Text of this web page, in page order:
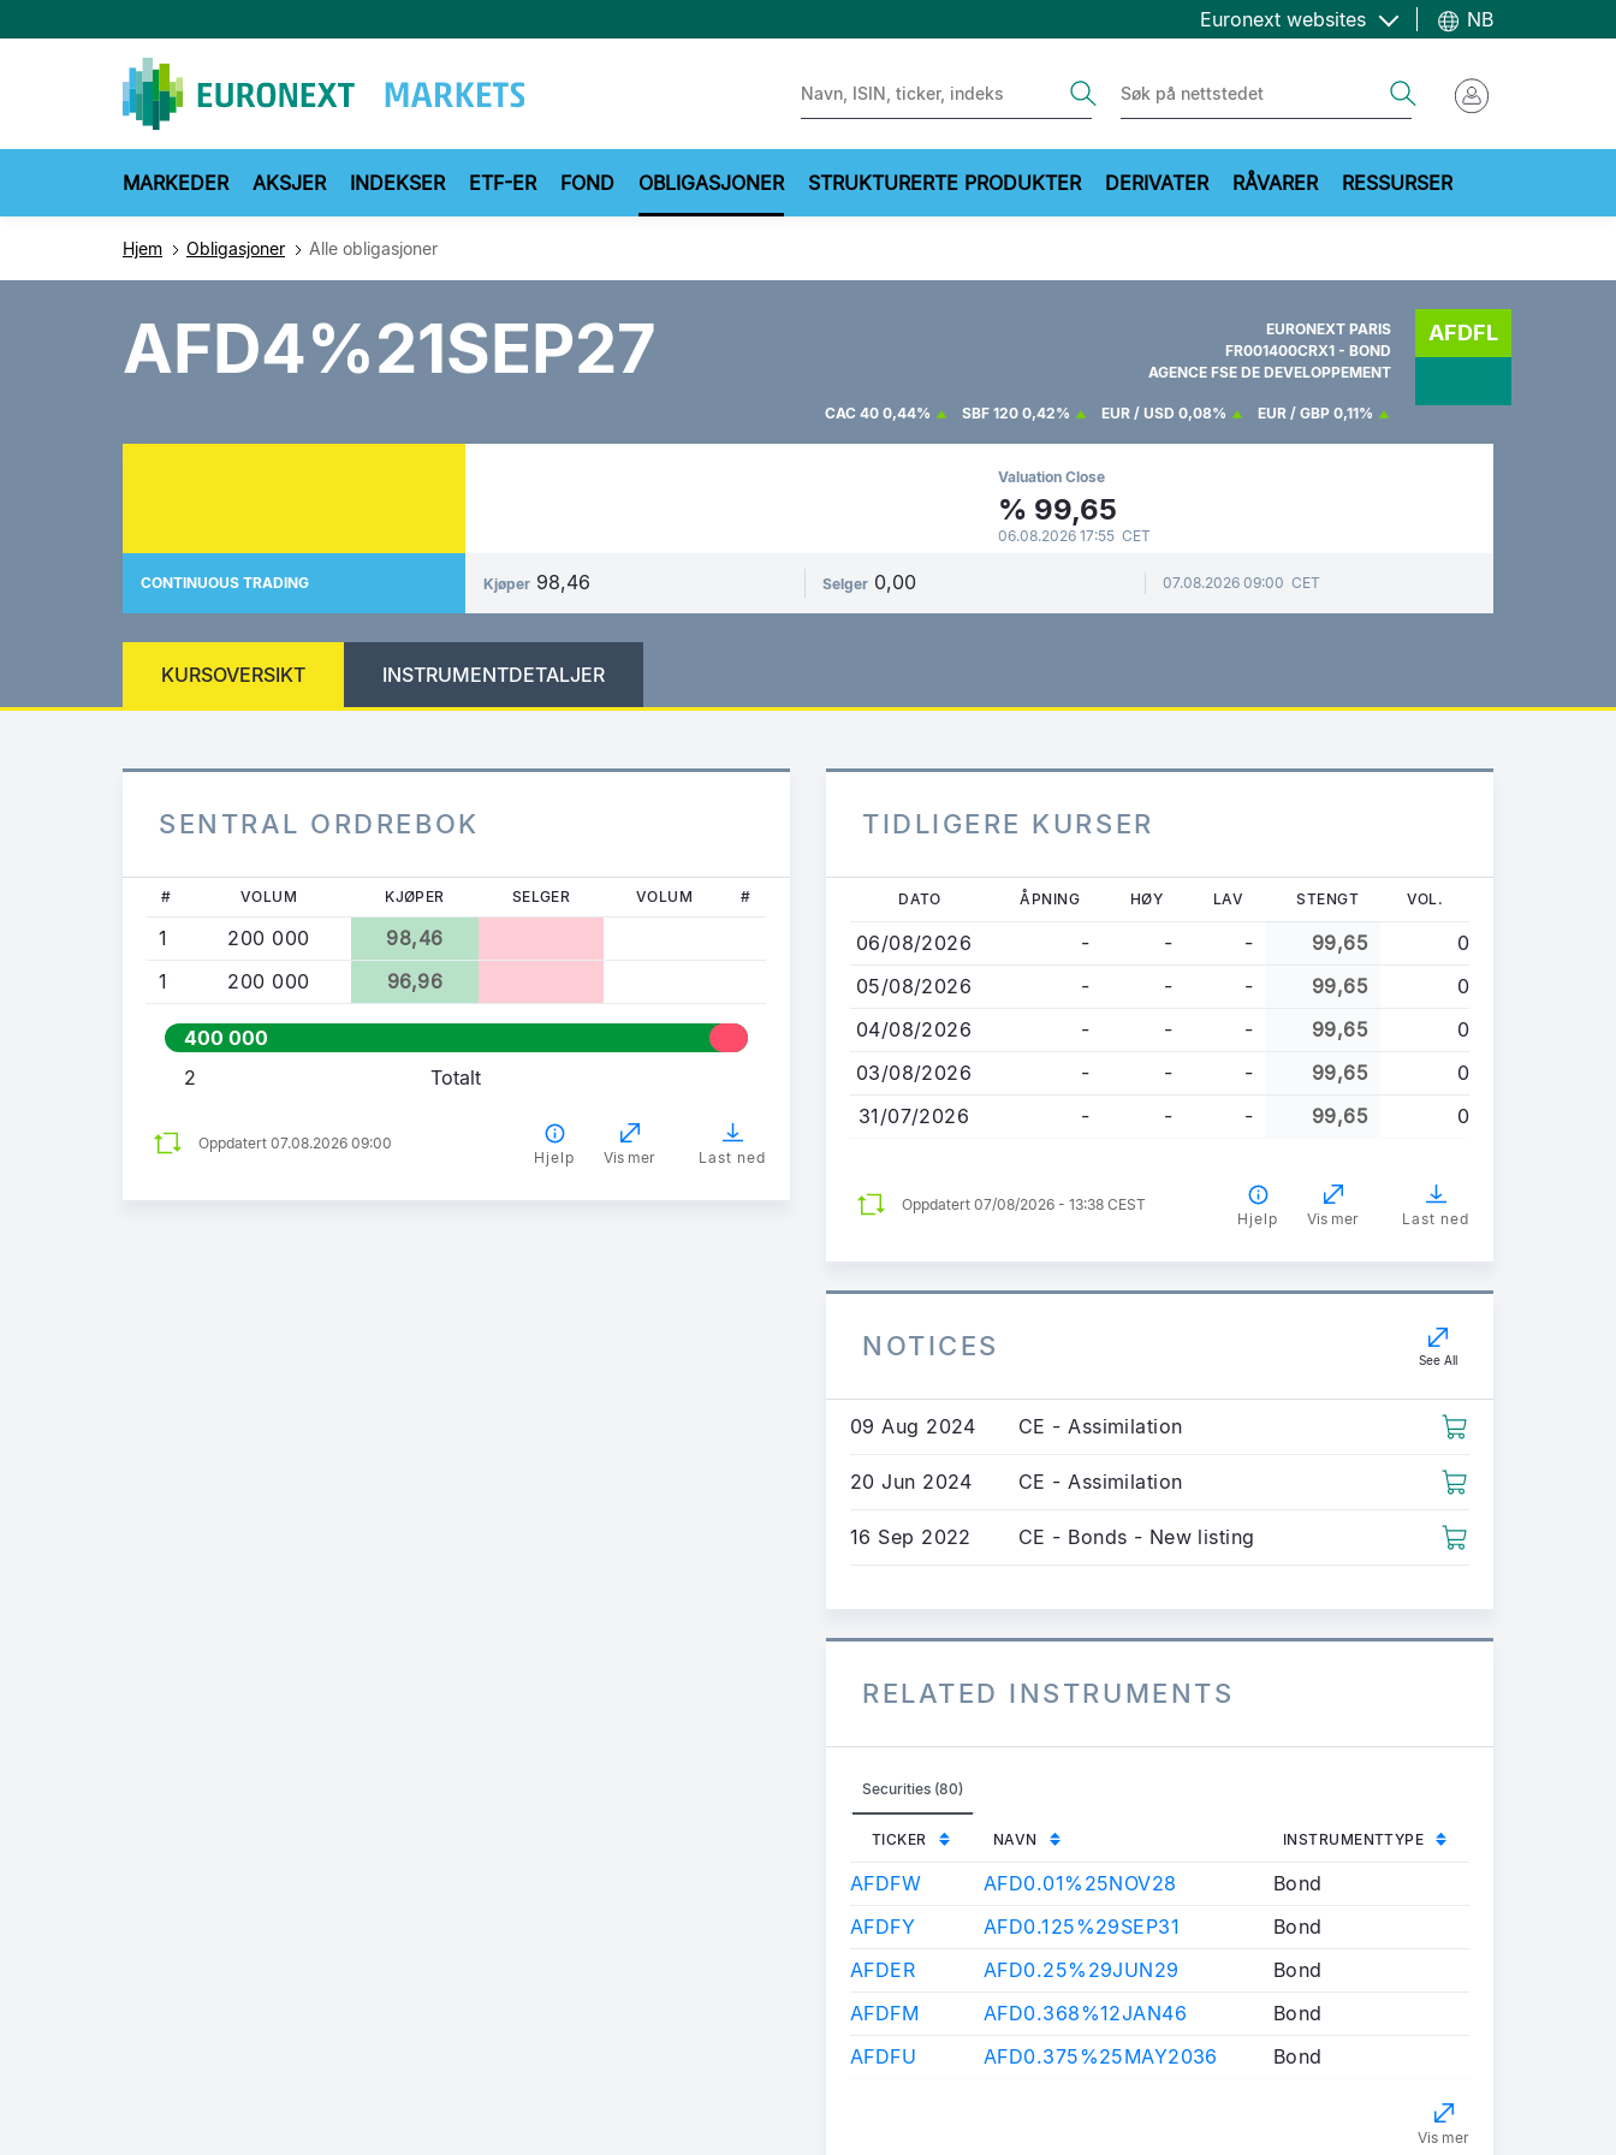
til
Euronext websites NB
MARKEDER AKSJER INDEKSER ETF-ER FOND OBLIGASJONER STRUKTURERTE PRODUKTER DERIVATER RÅVARER RESSURSER
Hjem Obligasjoner Alle obligasjoner
AFD4%21SEP27
EURONEXT PARIS
FR001400CRX1 - BOND
AGENCE FSE DE DEVELOPPEMENT
AFDFL
CAC 40 0,44% SBF 120 0,42% EUR / USD 0,08% EUR / GBP 0,11%
CONTINUOUS TRADING
Valuation Close
% 99,65
06.08.2026 17:55 CET
Kjøper 98,46 Selger 0,00 07.08.2026 09:00 CET
KURSOVERSIKT INSTRUMENTDETALJER
SENTRAL ORDREBOK
# VOLUM KJØPER SELGER VOLUM #
1 200 000
98,46
1
200 000 96,96
400 000
2
Totalt
Oppdatert 07.08.2026 09:00
Hjelp
Vis mer Last ned
TIDLIGERE KURSER
Hopp
hovedinnhold
DATO ÅPNING HØY LAV STENGT VOL.
06/08/2026 - - - 99,65
0
05/08/2026
- - - 99,65
0
04/08/2026
- - - 99,65
0
03/08/2026
- - - 99,65
0
31/07/2026
- - - 99,65 0
Oppdatert 07/08/2026 - 13:38 CEST
Hjelp
Vis mer Last ned
NOTICES See All
09 Aug 2024 CE - Assimilation
20 Jun 2024 CE - Assimilation
16 Sep 2022 CE - Bonds - New listing
RELATED INSTRUMENTS
Securities (80)
TICKER NAVN INSTRUMENTTYPE
AFDFW AFD0.01%25NOV28
Bond
AFDFY
AFD0.125%29SEP31
Bond
AFDER
AFD0.25%29JUN29
Bond
AFDFM
AFD0.368%12JAN46
Bond
AFDFU
AFD0.375%25MAY2036 Bond
Vis mer